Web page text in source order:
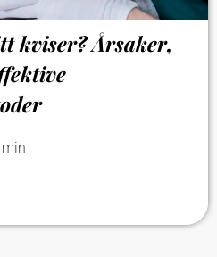
kviser? Årsaker,